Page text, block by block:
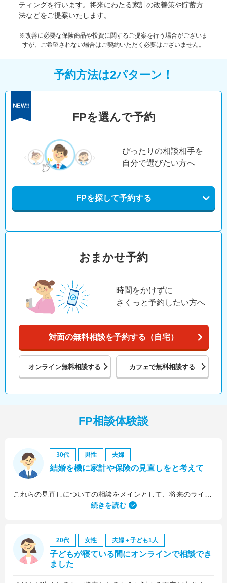
ティングを行います。将来にわたる家計の改善策や貯蓄方
法などをご提案いたします。
※改善に必要な保険商品や投資に関するご提案を行う場合がございま
すが、ご希望されない場合はご契約いただく必要はございません。
予約方法は2パターン！
FPを選んで予約
ぴったりの相談相手を
自分で選びたい方へ
FPを探して予約する
おまかせ予約
時間をかけずに
さくっと予約したい方へ
対面の無料相談を予約する（自宅）
オンライン無料相談する カフェで無料相談する
FP相談体験談
30代 男性 夫婦
結婚を機に家計や保険の見直しをと考えて
続きを読む
20代 女性 夫婦＋子ども1人
子どもが寝ている間にオンラインで相談でき
ました